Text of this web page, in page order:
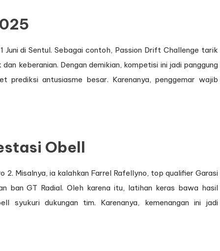
di Sentul. Sebagai contoh, Passion Drift Challenge tarik
keberanian. Dengan demikian, kompetisi ini jadi panggung
prediksi antusiasme besar. Karenanya, penggemar wajib
Obell
2. Misalnya, ia kalahkan Farrel Rafellyno, top qualifier Garasi
ban GT Radial. Oleh karena itu, latihan keras bawa hasil
syukuri dukungan tim. Karenanya, kemenangan ini jadi